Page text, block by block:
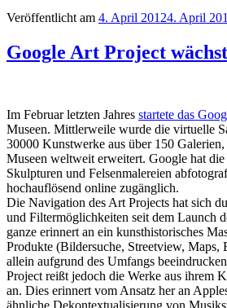
Veröffentlicht am 4. April 20124. April
Google Art Project
Im Februar letzten Jahres startete das
Museen. Mittlerweile wurde die virtuelle
30000 Kunstwerke aus über 150
Museen weltweit erweitert. Google hat
Skulpturen und Felsenmalereien
hochauflösend online zugänglich.
Die Navigation des Art Projects hat sich
und Filtermöglichkeiten seit dem Launch
ganze erinnert an ein kunsthistorisches
Produkte (Bildersuche, Streetview, Maps,
allein aufgrund des Umfangs
Project reißt jedoch die Werke aus ihrem
an. Dies erinnert vom Ansatz her an
ähnliche Dekontextualisierung von